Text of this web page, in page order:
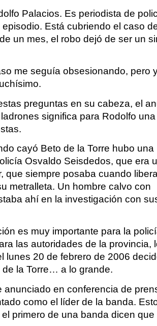
Palacios. Es periodista de
Está cubriendo el caso
un mes, el robo dejó de ser un
me seguía obsesionando, pero
preguntas en su cabeza, el
significa para Rodolfo
cayó Beto de la Torre hubo una
Osvaldo Seisdedos, que era
que siempre posaba cuando
metralleta. Un hombre calvo con
ahí en la investigación con
es muy importante para la
las autoridades de la provincia,
lunes 20 de febrero de 2006
la Torre… a lo grande.
anunciado en conferencia de
como el líder de la banda.
primero de una banda dicen que